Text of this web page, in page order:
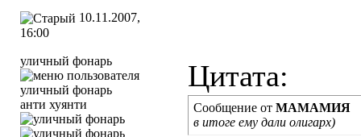
10.11.2007,
16:00
уличный фонарь
анти хуянти
Цитата:
Сообщение от МАМАМИЯ
в итоге ему дали олигарх)